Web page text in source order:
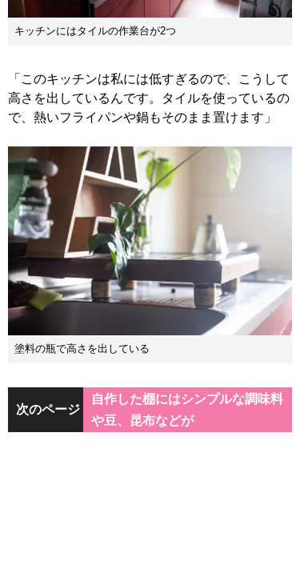
キッチンにはタイルの作業台が2つ
「このキッチンは私には低すぎるので、こうして
高さを出しているんです。タイルを使っているの
で、熱いフライパンや鍋もそのまま置けます」
塗料の瓶で高さを出している
次のページ
自作した棚にはシンプルな調味料
や豆、昆布などが